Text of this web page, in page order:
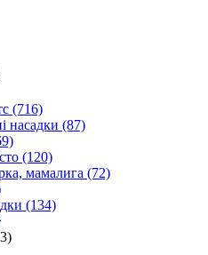
(716)
насадки (87)
(120)
мамалига (72)
(134)